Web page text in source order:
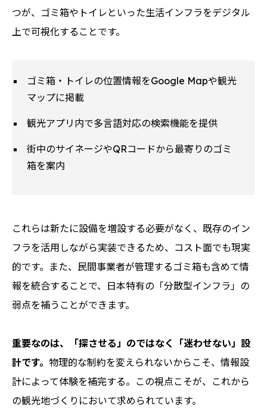
つが、ゴミ箱やトイレといった生活インフラをデジタル
上で可視化することです。
ゴミ箱・トイレの位置情報をGoogle Mapや観光
マップに掲載
観光アプリ内で多言語対応の検索機能を提供
街中のサイネージやQRコードから最寄りのゴミ
箱を案内
これらは新たに設備を増設する必要がなく、既存のイン
フラを活用しながら実装できるため、コスト面でも現実
的です。また、民間事業者が管理するゴミ箱も含めて情
報を統合することで、日本特有の「分散型インフラ」の
弱点を補うことができます。
重要なのは、「探させる」のではなく「迷わせない」設
計です。 物理的な制約を変えられないからこそ、情報設
計によって体験を補完する。この視点こそが、これから
の観光地づくりにおいて求められています。